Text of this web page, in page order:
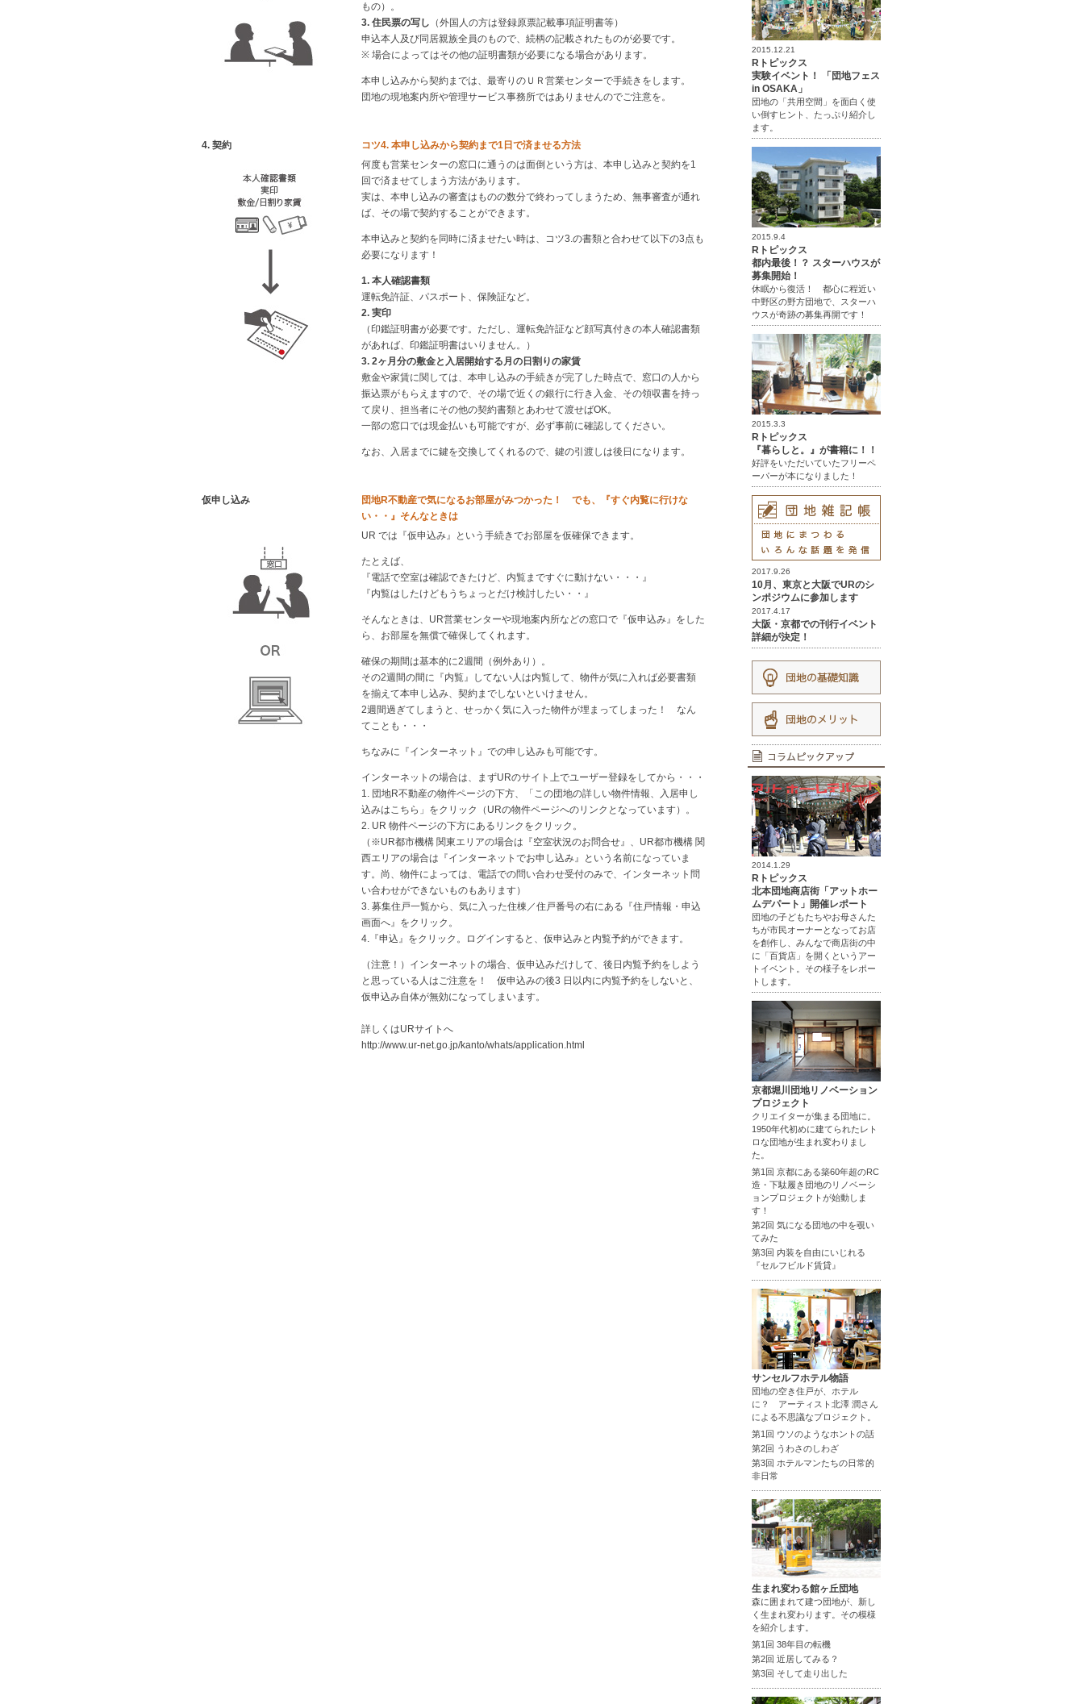
もの）。
3. 住民票の写し （外国人の方は登録原票記載事項証明書等）
申込本人及び同居親族全員のもので、続柄の記載されたものが必要です。
※ 場合によってはその他の証明書類が必要になる場合があります。
本申し込みから契約までは、最寄りのＵＲ営業センターで手続きをします。
団地の現地案内所や管理サービス事務所ではありませんのでご注意を。
4. 契約
コツ4. 本申し込みから契約まで1日で済ませる方法
何度も営業センターの窓口に通うのは面倒という方は、本申し込みと契約を1
回で済ませてしまう方法があります。
実は、本申し込みの審査はものの数分で終わってしまうため、無事審査が通れ
ば、その場で契約することができます。
本申込みと契約を同時に済ませたい時は、コツ3.の書類と合わせて以下の3点も
必要になります！
1. 本人確認書類
運転免許証、パスポート、保険証など。
2. 実印
（印鑑証明書が必要です。ただし、運転免許証など顔写真付きの本人確認書類
があれば、印鑑証明書はいりません。）
3. 2ヶ月分の敷金と入居開始する月の日割りの家賃
敷金や家賃に関しては、本申し込みの手続きが完了した時点で、窓口の人から
振込票がもらえますので、その場で近くの銀行に行き入金、その領収書を持っ
て戻り、担当者にその他の契約書類とあわせて渡せばOK。
一部の窓口では現金払いも可能ですが、必ず事前に確認してください。
なお、入居までに鍵を交換してくれるので、鍵の引渡しは後日になります。
仮申し込み
団地R不動産で気になるお部屋がみつかった！ でも、『すぐ内覧に行けな
い・・』そんなときは
UR では『仮申込み』という手続きでお部屋を仮確保できます。
たとえば、
『電話で空室は確認できたけど、内覧まですぐに動けない・・・』
『内覧はしたけどもうちょっとだけ検討したい・・』
そんなときは、UR営業センターや現地案内所などの窓口で『仮申込み』をした
ら、お部屋を無償で確保してくれます。
確保の期間は基本的に2週間（例外あり）。
その2週間の間に『内覧』してない人は内覧して、物件が気に入れば必要書類
を揃えて本申し込み、契約までしないといけません。
2週間過ぎてしまうと、せっかく気に入った物件が埋まってしまった！ なん
てことも・・・
ちなみに『インターネット』での申し込みも可能です。
インターネットの場合は、まずURのサイト上でユーザー登録をしてから・・・
1. 団地R不動産の物件ページの下方、「この団地の詳しい物件情報、入居申し
込みはこちら」をクリック（URの物件ページへのリンクとなっています）。
2. UR 物件ページの下方にあるリンクをクリック。
（※UR都市機構 関東エリアの場合は『空室状況のお問合せ』、UR都市機構 関
西エリアの場合は『インターネットでお申し込み』という名前になっていま
す。尚、物件によっては、電話での問い合わせ受付のみで、インターネット問
い合わせができないものもあります）
3. 募集住戸一覧から、気に入った住棟／住戸番号の右にある『住戸情報・申込
画面へ』をクリック。
4.『申込』をクリック。ログインすると、仮申込みと内覧予約ができます。
（注意！）インターネットの場合、仮申込みだけして、後日内覧予約をしよう
と思っている人はご注意を！ 仮申込みの後3 日以内に内覧予約をしないと、
仮申込み自体が無効になってしまいます。
詳しくはURサイトへ
http://www.ur-net.go.jp/kanto/whats/application.html
2015.12.21
Rトピックス
実験イベント！ 「団地フェス
in OSAKA」
団地の「共用空間」を面白く使
い倒すヒント、たっぷり紹介し
ます。
2015.9.4
Rトピックス
都内最後！？ スターハウスが
募集開始！
休眠から復活！ 都心に程近い
中野区の野方団地で、スターハ
ウスが奇跡の募集再開です！
2015.3.3
Rトピックス
『暮らしと。』が書籍に！！
好評をいただいていたフリーペ
ーパーが本になりました！
2017.9.26
10月、東京と大阪でURのシ
ンポジウムに参加します
2017.4.17
大阪・京都での刊行イベント
詳細が決定！
2014.1.29
Rトピックス
北本団地商店街「アットホー
ムデパート」開催レポート
団地の子どもたちやお母さんた
ちが市民オーナーとなってお店
を創作し、みんなで商店街の中
に「百貨店」を開くというアー
トイベント。その様子をレポー
トします。
京都堀川団地リノベーション
プロジェクト
クリエイターが集まる団地に。
1950年代初めに建てられたレト
ロな団地が生まれ変わりまし
た。
第1回 京都にある築60年超のRC
造・下駄履き団地のリノベーシ
ョンプロジェクトが始動しま
す！
第2回 気になる団地の中を覗い
てみた
第3回 内装を自由にいじれる
『セルフビルド賃貸』
サンセルフホテル物語
団地の空き住戸が、ホテル
に？ アーティスト北澤 潤さん
による不思議なプロジェクト。
第1回 ウソのようなホントの話
第2回 うわさのしわざ
第3回 ホテルマンたちの日常的
非日常
生まれ変わる館ヶ丘団地
森に囲まれて建つ団地が、新し
く生まれ変わります。その模様
を紹介します。
第1回 38年目の転機
第2回 近居してみる？
第3回 そして走り出した